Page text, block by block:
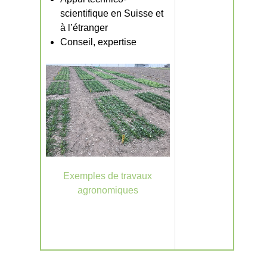
scientifique en Suisse et
à l’étranger
Conseil, expertise
Exemples de travaux
agronomiques